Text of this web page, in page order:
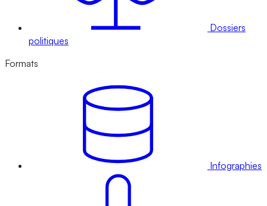
Dossiers
politiques
Formats
Infographies